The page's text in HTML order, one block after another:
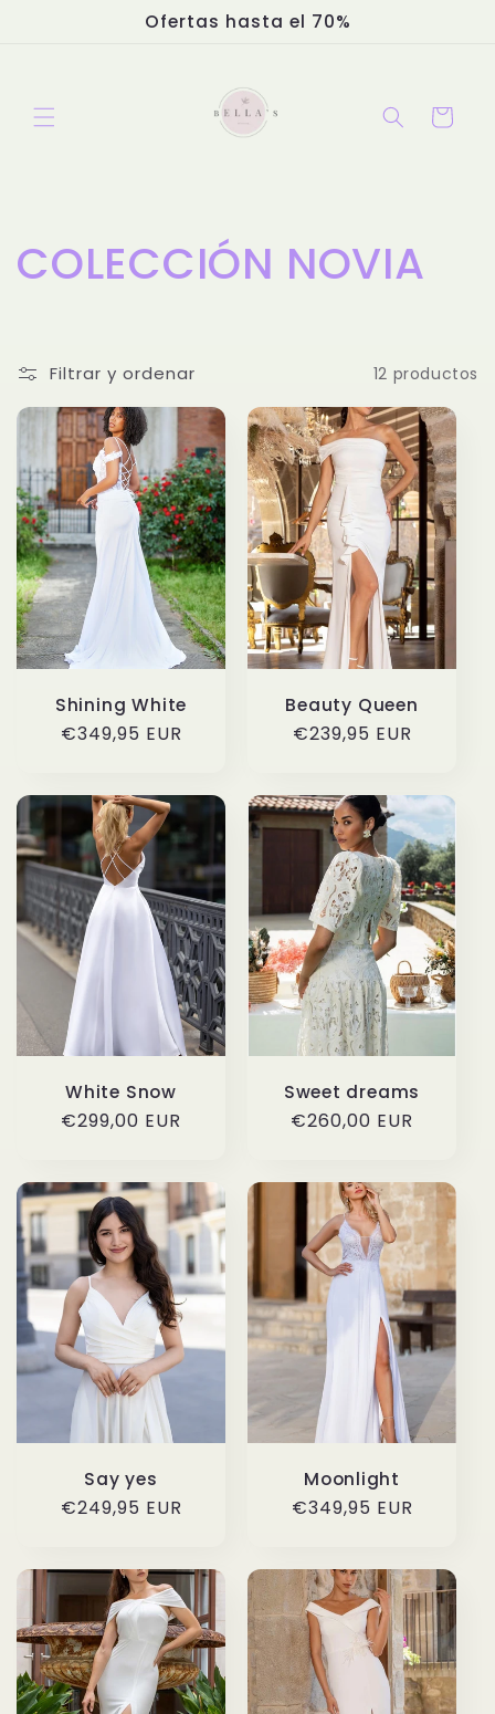
Ofertas hasta el 70%
Carrito
C
l
e
c
c
i
ó
n
COLECCIÓN NOVIA
Filtrar y ordenar 12 productos
Shining White
Precio
€349,95 EUR
Beauty Queen
Precio
€239,95 EUR
White Snow
Precio
€299,00 EUR
Sweet dreams
Precio
€260,00 EUR
Say yes
Precio
€249,95 EUR
Moonlight
Precio
€349,95 EUR